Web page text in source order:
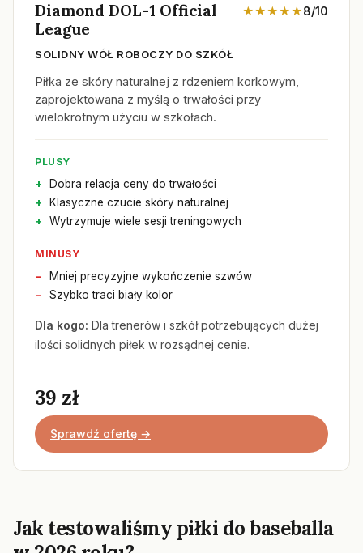
Diamond DOL-1 Official
League
★★★★★8/10
SOLIDNY WÓŁ ROBOCZY DO SZKÓŁ
Piłka ze skóry naturalnej z rdzeniem korkowym,
zaprojektowana z myślą o trwałości przy
wielokrotnym użyciu w szkołach.
PLUSY
Dobra relacja ceny do trwałości
Klasyczne czucie skóry naturalnej
Wytrzymuje wiele sesji treningowych
MINUSY
Mniej precyzyjne wykończenie szwów
Szybko traci biały kolor
Dla kogo: Dla trenerów i szkół potrzebujących dużej
ilości solidnych piłek w rozsądnej cenie.
39 zł
Sprawdź ofertę →
Jak testowaliśmy piłki do baseballa